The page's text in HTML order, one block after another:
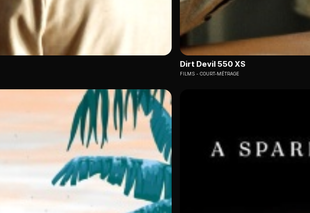
Dirt Devil 550 XS
FILMS COURT-MÉTRAGE